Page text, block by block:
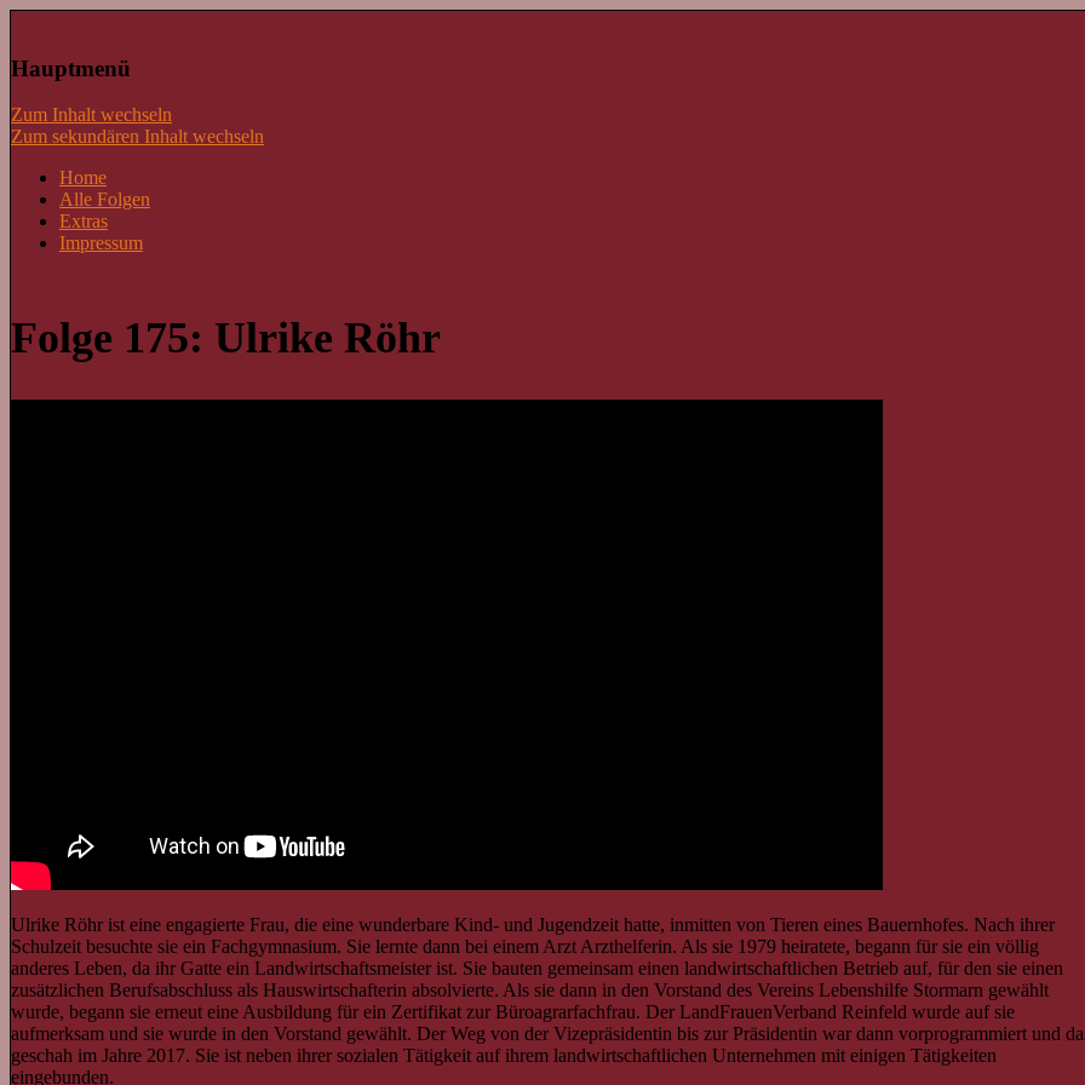
Lass mal schnacken!
Hauptmenü
Zum Inhalt wechseln
Zum sekundären Inhalt wechseln
Home
Alle Folgen
Extras
Impressum
Folge 175: Ulrike Röhr
Ulrike Röhr ist eine engagierte Frau, die eine wunderbare Kind- und Jugendzeit hatte, inmitten von Tieren eines Bauernhofes. Nach ihrer
Schulzeit besuchte sie ein Fachgymnasium. Sie lernte dann bei einem Arzt Arzthelferin. Als sie 1979 heiratete, begann für sie ein völlig
anderes Leben, da ihr Gatte ein Landwirtschaftsmeister ist. Sie bauten gemeinsam einen landwirtschaftlichen Betrieb auf, für den sie einen
zusätzlichen Berufsabschluss als Hauswirtschafterin absolvierte. Als sie dann in den Vorstand des Vereins Lebenshilfe Stormarn gewählt
wurde, begann sie erneut eine Ausbildung für ein Zertifikat zur Büroagrarfachfrau. Der LandFrauenVerband Reinfeld wurde auf sie
aufmerksam und sie wurde in den Vorstand gewählt. Der Weg von der Vizepräsidentin bis zur Präsidentin war dann vorprogrammiert und
geschah im Jahre 2017. Sie ist neben ihrer sozialen Tätigkeit auf ihrem landwirtschaftlichen Unternehmen mit einigen Tätigkeiten
eingebunden.